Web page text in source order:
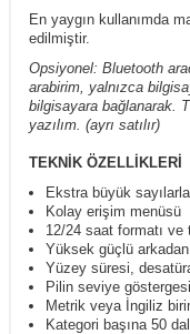
En yaygın kullanımda
edilmiştir.
Opsiyonel: Bluetooth
arabirim, yalnızca
bilgisayara bağlanarak.
yazılım. (ayrı satılır)
TEKNİK ÖZELLİKLERİ
Ekstra büyük
Kolay erişim menüsü
12/24 saat formatı ve
Yüksek güçlü
Yüzey süresi,
Pilin seviye göstergesi
Metrik veya İngiliz
Kategori başına 50